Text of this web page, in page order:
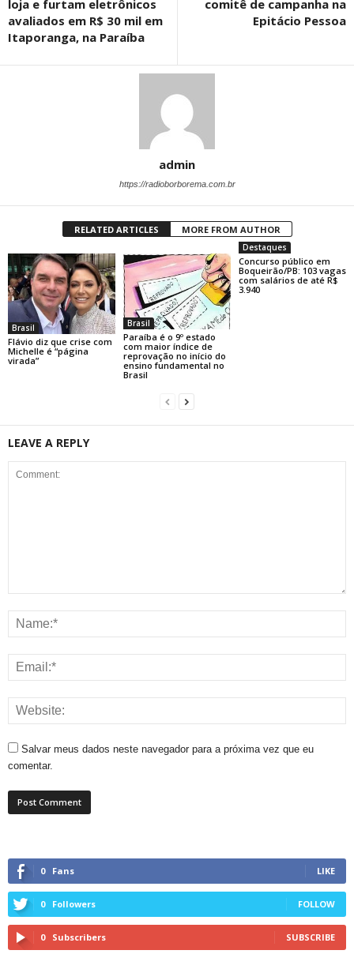
loja e furtam eletrônicos
avaliados em R$ 30 mil em
Itaporanga, na Paraíba
comitê de campanha na
Epitácio Pessoa
admin
https://radioborborema.com.br
RELATED ARTICLES MORE FROM AUTHOR
Brasil
Flávio diz que crise com
Michelle é “página
virada”
Brasil
Paraíba é o 9º estado
com maior índice de
reprovação no início do
ensino fundamental no
Brasil
Destaques
Concurso público em
Boqueirão/PB: 103 vagas
com salários de até R$
3.940
LEAVE A REPLY
Salvar meus dados neste navegador para a próxima vez que eu
comentar.
0 Fans LIKE
0 Followers FOLLOW
0 Subscribers SUBSCRIBE